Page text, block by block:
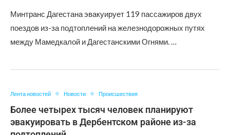
Минтранс Дагестана эвакуирует 119 пассажиров двух
поездов из-за подтоплений на железнодорожных путях
между Мамедкалой и Дагестанскими Огнями. …
Лента новостей Новости Происшествия
Более четырех тысяч человек планируют
эвакуировать в Дербентском районе из-за